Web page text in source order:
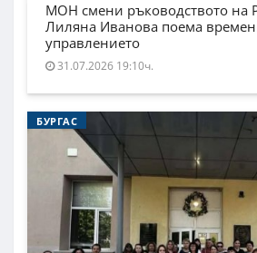
МОН смени ръководството на
Лиляна Иванова поема
управлението
31.07.2026 19:10ч.
БУРГАС